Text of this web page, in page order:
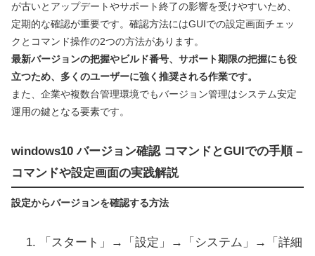
が古いとアップデートやサポート終了の影響を受けやすいため、
定期的な確認が重要です。確認方法にはGUIでの設定画面チェッ
クとコマンド操作の2つの方法があります。
最新バージョンの把握やビルド番号、サポート期限の把握にも役
立つため、多くのユーザーに強く推奨される作業です。
また、企業や複数台管理環境でもバージョン管理はシステム安定
運用の鍵となる要素です。
windows10 バージョン確認 コマンドとGUIでの手順 –
コマンドや設定画面の実践解説
設定からバージョンを確認する方法
「スタート」→「設定」→「システム」→「詳細